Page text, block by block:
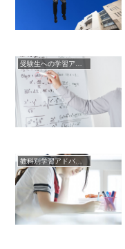
受験生への学習アドバイス
教科別学習アドバイス